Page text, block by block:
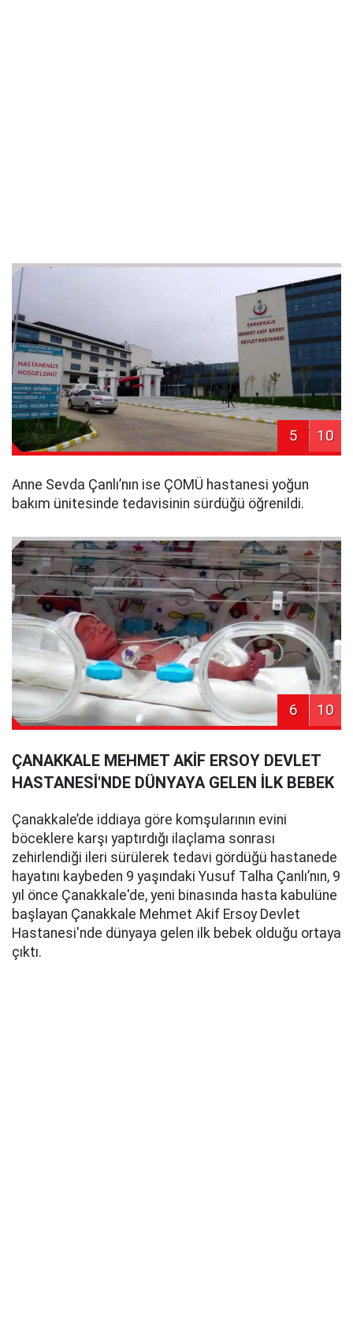
5 10
Anne Sevda Çanlı’nın ise ÇOMÜ hastanesi yoğun
bakım ünitesinde tedavisinin sürdüğü öğrenildi.
6 10
ÇANAKKALE MEHMET AKİF ERSOY DEVLET
HASTANESİ'NDE DÜNYAYA GELEN İLK BEBEK
Çanakkale’de iddiaya göre komşularının evini
böceklere karşı yaptırdığı ilaçlama sonrası
zehirlendiği ileri sürülerek tedavi gördüğü hastanede
hayatını kaybeden 9 yaşındaki Yusuf Talha Çanlı’nın, 9
yıl önce Çanakkale'de, yeni binasında hasta kabulüne
başlayan Çanakkale Mehmet Akif Ersoy Devlet
Hastanesi'nde dünyaya gelen ilk bebek olduğu ortaya
çıktı.